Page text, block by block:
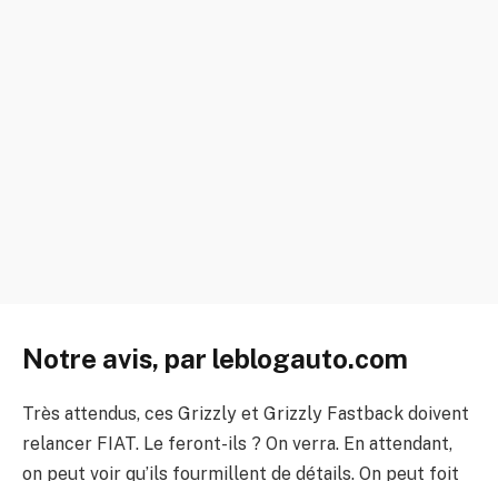
Notre avis, par leblogauto.com
Très attendus, ces Grizzly et Grizzly Fastback doivent
relancer FIAT. Le feront-ils ? On verra. En attendant,
on peut voir qu’ils fourmillent de détails. On peut foit